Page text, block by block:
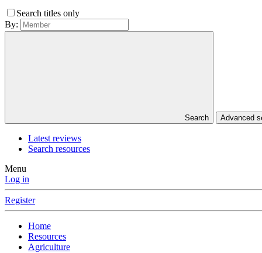
Search titles only
By:
Search Advanced
Latest reviews
Search resources
Menu
Log in
Register
Home
Resources
Agriculture